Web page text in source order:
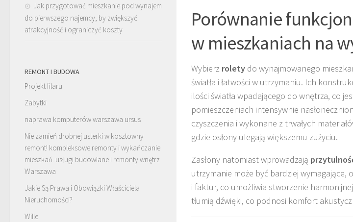
Porównanie
w mieszkaniach na
Wybierz rolety do wynajmowanego
światła i łatwości w utrzymaniu. Ich
ilości światła wpadającego do wnętrza, co
pomieszczeniach intensywnie
czyszczenia i wykonane z trwałych
gdzie osłony ulegają większemu zużyciu.
Zasłony natomiast wprowadzają
utrzymanie może być bardziej
i faktur, co umożliwia stworzenie
tłumią dźwięki, co podnosi komfort
Jak przygotować mieszkanie pod wynajem
do pierwszego najemcy, by zwiększyć
atrakcyjność i ograniczyć koszty
REMONT I BUDOWA
Projekt filaru
Zabytki
naprawa komputerów warszawa ursus
Nie zamień drobnej usterki w kosztowny
remont! kompleksowe remonty i wykańczanie
mieszkań. usługi budowlane i remonty wnętrz
Warszawa
Jakie Są Prawa i Obowiązki Właściciela
Nieruchomości?
Wille